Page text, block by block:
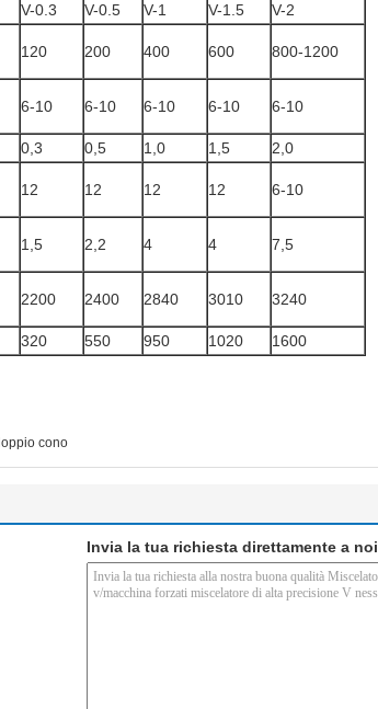
V-0.3 V-0.5 V-1 V-1.5
V-2
120 200 400 600 800-1200
6-10 6-10 6-10 6-10 6-10
0,3 0,5 1,0 1,5
2,0
12 12 12 12 6-10
1,5 2,2 4 4 7,5
2200 2400 2840 3010 3240
320 550 950 1020 1600
cono
Invia la tua richiesta direttamente a noi